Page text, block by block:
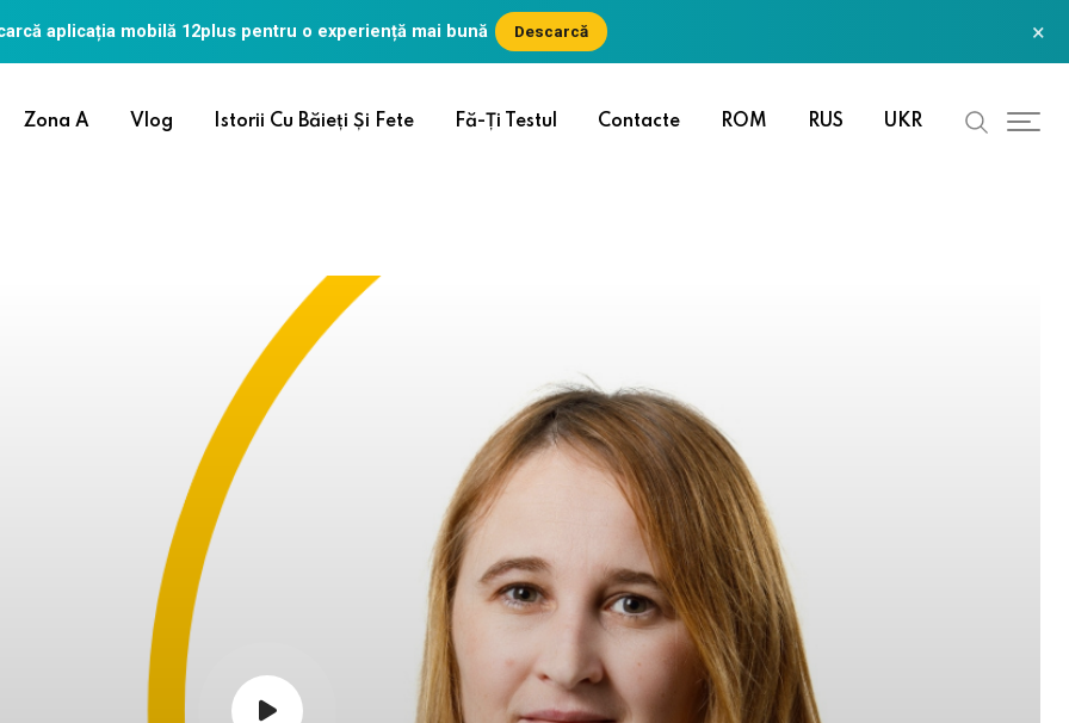
aplicația mobilă 12pluspentru o experiență mai bună Descarcă ×
Zona A Vlog Istorii Cu Băieți Și Fete Fă-Ți Testul Contacte ROM RUS UKR